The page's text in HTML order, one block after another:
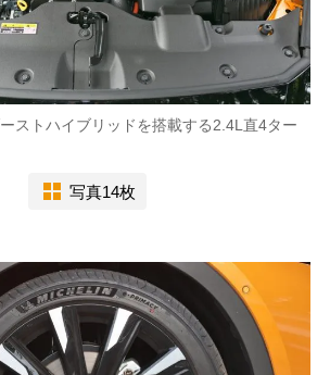
ストハイブリッドを搭載する2.4L直4ター
写真14枚